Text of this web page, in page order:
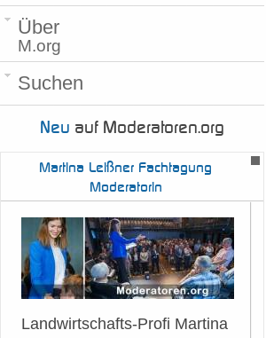
Über
M.org
Suchen
Neu auf Moderatoren.org
Martina Leißner Fachtagung
Moderatorin
Landwirtschafts-Profi Martina